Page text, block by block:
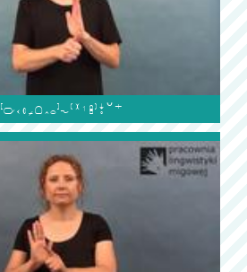
